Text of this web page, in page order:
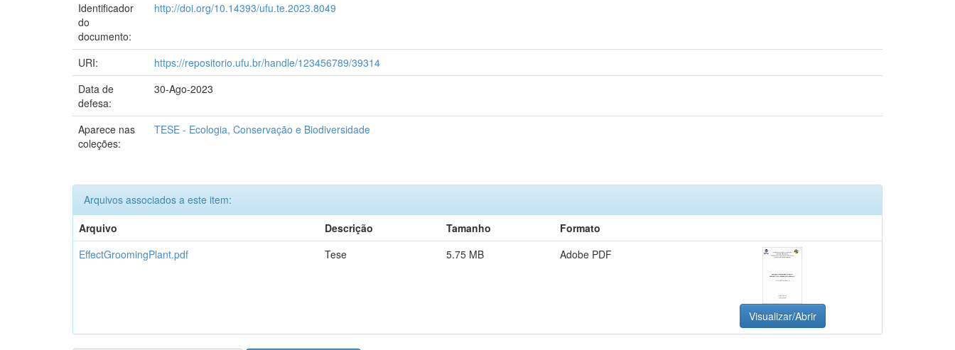
Identificador
do
documento:
http://doi.org/10.14393/ufu.te.2023.8049
URI:
https://repositorio.ufu.br/handle/123456789/39314
Data de
defesa:
30-Ago-2023
Aparece nas
coleções:
TESE - Ecologia, Conservação e Biodiversidade
Arquivos associados a este item:
Arquivo
Descrição Tamanho
Formato
EffectGroomingPlant.pdf
Tese 5.75 MB Adobe PDF
Visualizar/Abrir